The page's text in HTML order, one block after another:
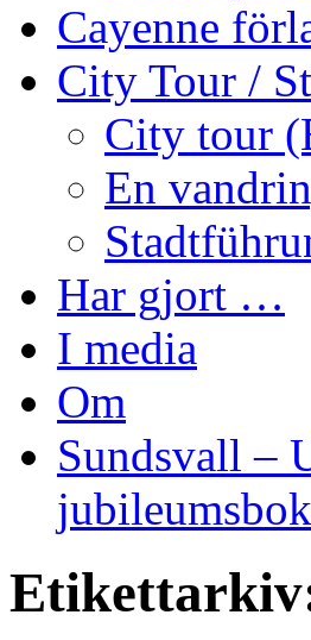
Cayenne
City Tour /
City tour
En
Har gjort …
I media
Om
Sundsvall –